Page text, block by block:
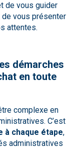
de vous guider
vous présenter
attentes.
démarches
en toute
complexe en
C’est
à chaque étape,
administratives